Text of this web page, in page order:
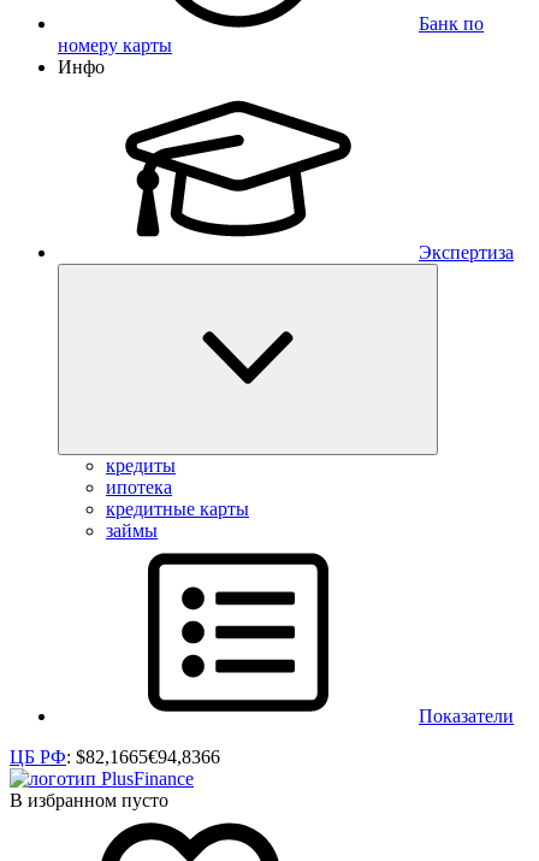
Банк по
номеру карты
Инфо
Экспертиза
кредиты
ипотека
кредитные карты
займы
Показатели
ЦБ РФ: $82,1665€94,8366
В избранном пусто